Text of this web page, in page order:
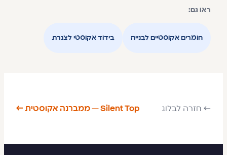
ראו גם:
חומרים אקוסטיים לבנייה בידוד אקוסטי לצנרת
← חזרה לבלוג Silent Top — ממברנה אקוסטית ←